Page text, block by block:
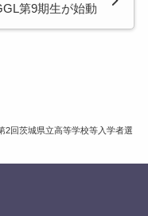
第9期生が始動
2回茨城県立高等学校等入学者選